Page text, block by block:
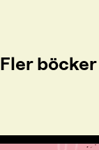
Fler